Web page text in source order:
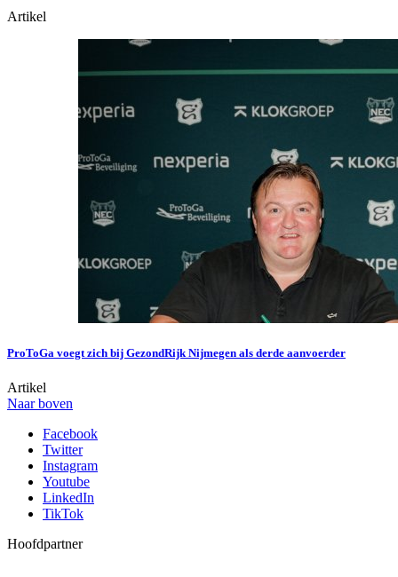
Artikel
ProToGa voegt zich bij GezondRijk Nijmegen als derde aanvoerder
Artikel
Naar boven
Facebook
Twitter
Instagram
Youtube
LinkedIn
TikTok
Hoofdpartner